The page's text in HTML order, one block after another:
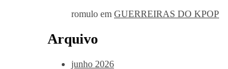
romulo em GUERREIRAS DO KPOP
Arquivo
junho 2026